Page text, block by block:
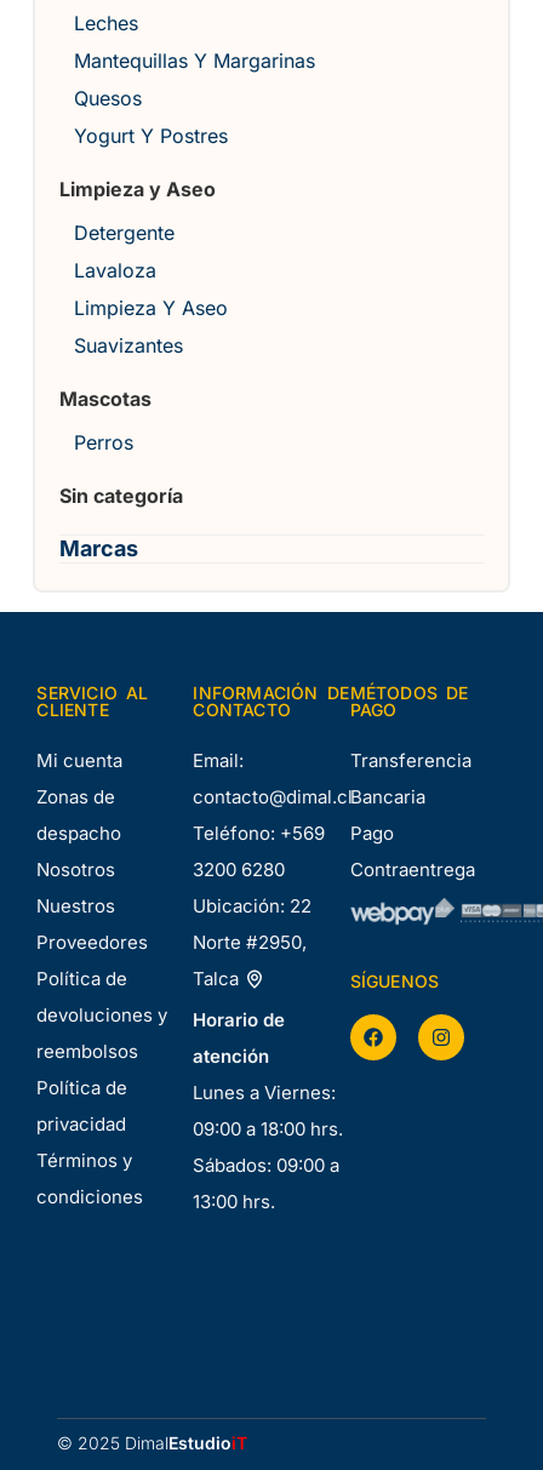
Leches
Mantequillas Y Margarinas
Quesos
Yogurt Y Postres
Limpieza y Aseo
Detergente
Lavaloza
Limpieza Y Aseo
Suavizantes
Mascotas
Perros
Sin categoría
Marcas
SERVICIO AL
CLIENTE
Mi cuenta
Zonas de
despacho
Nosotros
Nuestros
Proveedores
Política de
devoluciones y
reembolsos
Política de
privacidad
Términos y
condiciones
INFORMACIÓN DE
CONTACTO
Email:
contacto@dimal.cl
Teléfono: +569
3200 6280
Ubicación: 22
Norte #2950,
Talca
Horario de
atención
Lunes a Viernes:
09:00 a 18:00 hrs.
Sábados: 09:00 a
13:00 hrs.
MÉTODOS DE
PAGO
Transferencia
Bancaria
Pago
Contraentrega
SÍGUENOS
© 2025 DimalEstudioiT